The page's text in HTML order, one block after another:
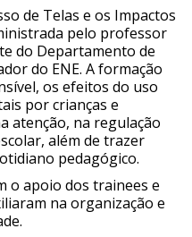
de Telas e os Impactos
pelo professor
do Departamento de
do ENE. A formação
os efeitos do uso
por crianças e
atenção, na regulação
além de trazer
pedagógico.
o apoio dos trainees e
na organização e